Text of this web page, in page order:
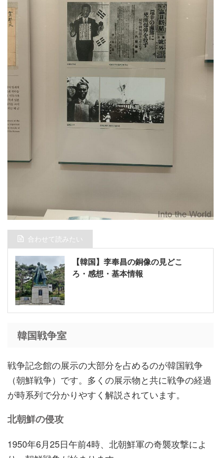
合わせて読みたい
【韓国】李奉昌の銅像の見どこ
ろ・感想・基本情報
韓国戦争室
戦争記念館の展示の大部分を占めるのが韓国戦争
（朝鮮戦争）です。多くの展示物と共に戦争の経過
が時系列で分かりやすく解説されています。
北朝鮮の侵攻
1950年6月25日午前4時、北朝鮮軍の奇襲攻撃によ